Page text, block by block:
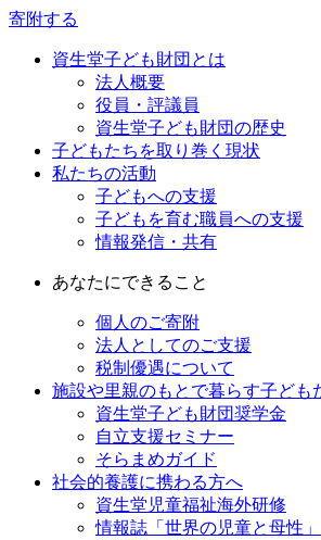
寄附する
資生堂子ども財団とは
法人概要
役員・評議員
資生堂子ども財団の歴史
子どもたちを取り巻く現状
私たちの活動
子どもへの支援
子どもを育む職員への支援
情報発信・共有
あなたにできること
個人のご寄附
法人としてのご支援
税制優遇について
施設や里親のもとで暮らす子ども
資生堂子ども財団奨学金
自立支援セミナー
そらまめガイド
社会的養護に携わる方へ
資生堂児童福祉海外研修
情報誌「世界の児童と母性」